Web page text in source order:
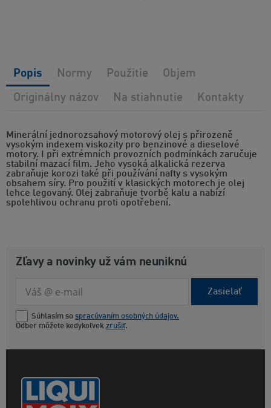
Minerální jednorozsahový motorový olej s přirozeně
vysokým indexem viskozity pro benzinové a dieselové
motory. I při extrémních provozních podmínkách zaručuje
stabilní mazací film. Jeho vysoká alkalická rezerva
zabraňuje korozi také při používání nafty s vysokým
obsahem síry. Pro použití v klasických motorech je olej
lehce legovaný. Olej zabraňuje tvorbě kalu a nabízí
spolehlivou ochranu proti opotřebení.
Popis Normy Použitie Objem
Originálny názov Na stiahnutie Kontakty
Zľavy a novinky už vám neuniknú
Zasielať
Súhlasím so spracúvaním osobných údajov.
Odber môžete kedykoľvek zrušiť.